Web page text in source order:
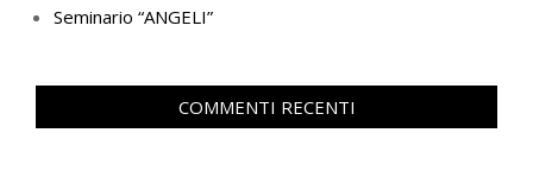
Seminario “ANGELI”
COMMENTI RECENTI